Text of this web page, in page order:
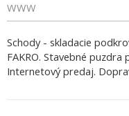
WWW
Schody - skladacie
FAKRO. Stavebné puzdra
Internetový predaj.